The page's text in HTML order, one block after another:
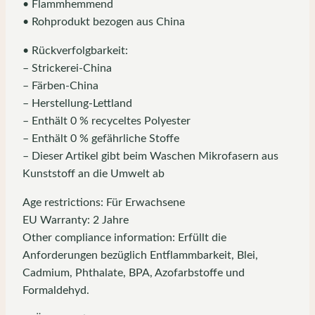
• Flammhemmend
• Rohprodukt bezogen aus China
• Rückverfolgbarkeit:
– Strickerei-China
– Färben-China
– Herstellung-Lettland
– Enthält 0 % recyceltes Polyester
– Enthält 0 % gefährliche Stoffe
– Dieser Artikel gibt beim Waschen Mikrofasern aus
Kunststoff an die Umwelt ab
Age restrictions: Für Erwachsene
EU Warranty: 2 Jahre
Other compliance information: Erfüllt die
Anforderungen bezüglich Entflammbarkeit, Blei,
Cadmium, Phthalate, BPA, Azofarbstoffe und
Formaldehyd.